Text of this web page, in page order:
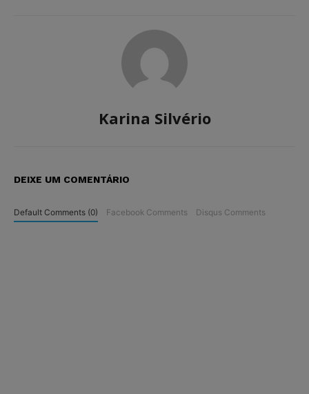
Karina Silvério
DEIXE UM COMENTÁRIO
Default Comments (0) Facebook Comments Disqus Comments